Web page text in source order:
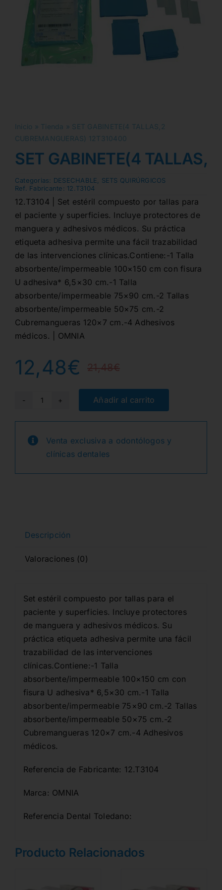
Inicio » Tienda » SET GABINETE(4 TALLAS,2
CUBREMANGUERAS) 12T310400
SET GABINETE(4
Categorias: DESECHABLE
SETS QUIRÚRGICOS
Ref. Fabricante: 12.T3104
12.T3104 | Set estéril compuesto por tallas para
el paciente y superficies. Incluye protectores de
manguera y adhesivos médicos. Su práctica
etiqueta adhesiva permite una fácil trazabilidad
de las intervenciones clínicas.Contiene:-1 Talla
absorbente/impermeable 100×150 cm con fisura
U adhesiva* 6,5×30 cm.-1 Talla
absorbente/impermeable 75×90 cm.-2 Tallas
absorbente/impermeable 50×75 cm.-2
Cubremangueras 120×7 cm.-4 Adhesivos
médicos. | OMNIA
21,48€El
precio
original
era:
21,48€.
12,48€
El
precio
actual
es:
12,48€.
SET
GABINETE(4
CUBREMANGUERAS)
12T310400
cantidad
Añadir al carrito
Venta exclusiva a odontólogos y
clínicas dentales
Descripción
Valoraciones (0)
Set estéril compuesto por tallas para el
paciente y superficies. Incluye protectores
de manguera y adhesivos médicos. Su
práctica etiqueta adhesiva permite una fácil
trazabilidad de las intervenciones
clínicas.Contiene:-1 Talla
absorbente/impermeable 100×150 cm con
fisura U adhesiva* 6,5×30 cm.-1 Talla
absorbente/impermeable 75×90 cm.-2 Tallas
absorbente/impermeable 50×75 cm.-2
Cubremangueras 120×7 cm.-4 Adhesivos
médicos.
Referencia de Fabricante: 12.T3104
Marca: OMNIA
Referencia Dental Toledano:
Producto Relacionados